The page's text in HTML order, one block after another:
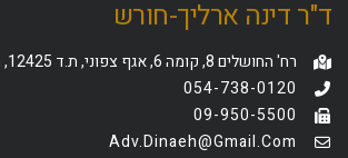
ד"ר דינה ארליך-חורש
רח' החושלים 8, קומה 6, אגף צפוני, ת.ד 12425, הרצליה פיתוח
054-738-0120
09-950-5500
Adv.dinaeh@gmail.com